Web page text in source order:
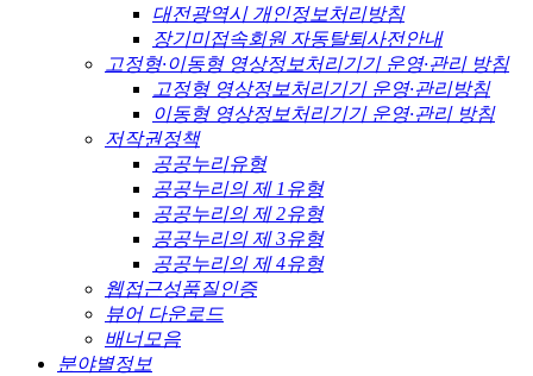
대전광역시 개인정보처리방침
장기미접속회원 자동탈퇴사전안내
고정형·이동형 영상정보처리기기 운영·관리 방침
고정형 영상정보처리기기 운영·관리방침
이동형 영상정보처리기기 운영·관리 방침
저작권정책
공공누리유형
공공누리의 제 1유형
공공누리의 제 2유형
공공누리의 제 3유형
공공누리의 제 4유형
웹접근성품질인증
뷰어 다운로드
배너모음
분야별정보